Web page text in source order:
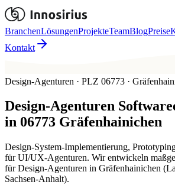
BranchenLösungenProjekteTeamBlogPreise
Kontakt
Design-Agenturen · PLZ 06773 ·
Design-Agenturen
in 06773 Gräfenhainichen
Design-System-Implementierung,
für UI/UX-Agenturen. Wir entwickeln
für Design-Agenturen in Gräfenhainichen
Sachsen-Anhalt).